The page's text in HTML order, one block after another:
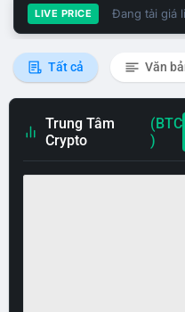
LIVE PRICE Đang tải giá
Tất cả Văn
Trung Tâm
Crypto
(BTC
)